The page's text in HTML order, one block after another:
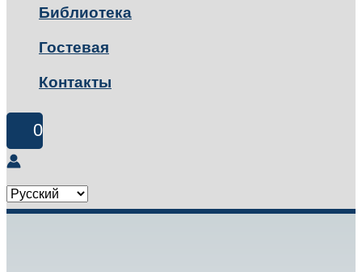
Библиотека
Гостевая
Контакты
0